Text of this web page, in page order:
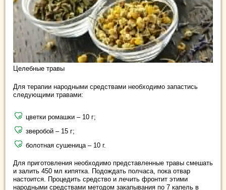
Целебные травы
Для терапии народными средствами необходимо запастись
следующими травами:
цветки ромашки – 10 г;
зверобой – 15 г;
болотная сушеница – 10 г.
Для приготовления необходимо представленные травы смешать
и залить 450 мл кипятка. Подождать полчаса, пока отвар
настоится. Процедить средство и лечить фронтит этими
народными средствами методом закапывания по 7 капель в